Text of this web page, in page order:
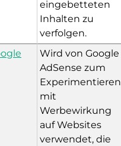
eingebetteten
Inhalten zu
verfolgen.
Wird von Google
AdSense zum
Experimentieren
mit
Werbewirkung
auf Websites
verwendet, die